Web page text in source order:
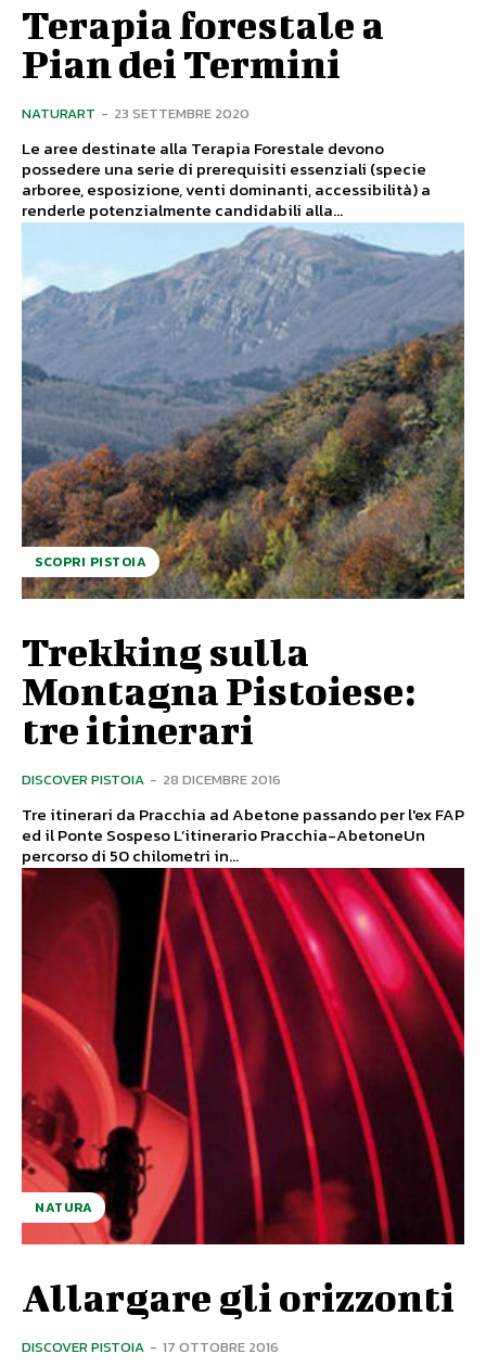
Terapia forestale a
Pian dei Termini
NATURART - 23 SETTEMBRE 2020
Le aree destinate alla Terapia Forestale devono
possedere una serie di prerequisiti essenziali (specie
arboree, esposizione, venti dominanti, accessibilità) a
renderle potenzialmente candidabili alla...
SCOPRI PISTOIA
Trekking sulla
Montagna Pistoiese:
tre itinerari
DISCOVER PISTOIA - 28 DICEMBRE 2016
Tre itinerari da Pracchia ad Abetone passando per l'ex FAP
ed il Ponte Sospeso L’itinerario Pracchia-AbetoneUn
percorso di 50 chilometri in...
NATURA
Allargare gli orizzonti
DISCOVER PISTOIA - 17 OTTOBRE 2016